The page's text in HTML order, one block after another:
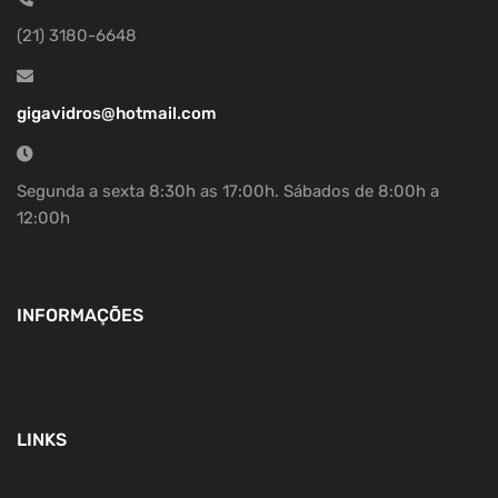
(21) 3180-6648
gigavidros@hotmail.com
Segunda a sexta 8:30h as 17:00h. Sábados de 8:00h a
12:00h
INFORMAÇÕES
LINKS